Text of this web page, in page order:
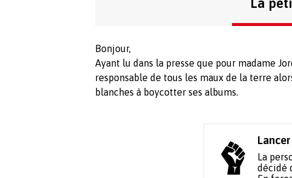
Bonjour,
Ayant lu dans la presse que pour madame
responsable de tous les maux de la terre
blanches à boycotter ses albums.
La
décidé